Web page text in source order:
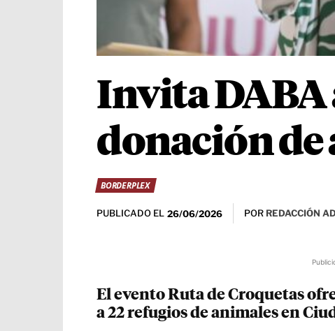
Invita DABA
donación de
BORDERPLEX
PUBLICADO EL 26/06/2026 POR REDACCIÓN
El evento Ruta de Croquetas
a 22 refugios de animales en